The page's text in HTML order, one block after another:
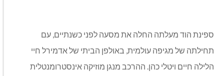
ספינת הוד מעלתה החלה את מסעה לפני כשנתיים, עם
תחילתה של מגיפה עולמית, באולפן הביתי של אדמירל חיי
הלילה חיים ויטלי כהן. ההרכב מנגן מוזיקה אינסטרומנטלית